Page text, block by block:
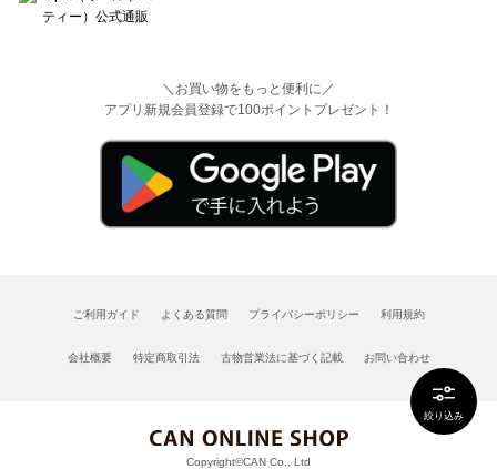
絞り込み
＼お買い物をもっと便利に／
アプリ新規会員登録で100ポイントプレゼント！
ご利用ガイド よくある質問 プライバシーポリシー 利用規約
会社概要 特定商取引法 古物営業法に基づく記載 お問い合わせ
Copyright©CAN Co., Ltd